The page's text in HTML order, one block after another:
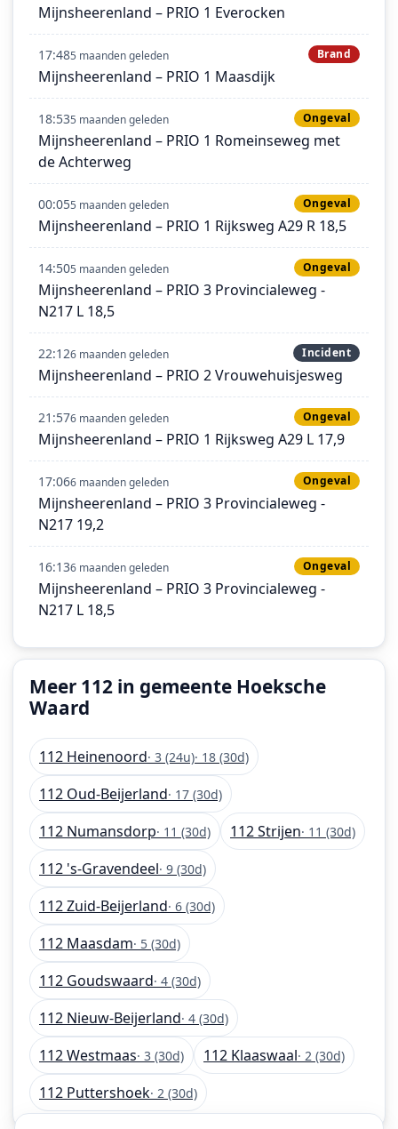
Mijnsheerenland – PRIO 1 Everocken
17:485 maanden geleden Brand
Mijnsheerenland – PRIO 1 Maasdijk
18:535 maanden geleden Ongeval
Mijnsheerenland – PRIO 1 Romeinseweg met
de Achterweg
00:055 maanden geleden Ongeval
Mijnsheerenland – PRIO 1 Rijksweg A29 R 18,5
14:505 maanden geleden Ongeval
Mijnsheerenland – PRIO 3 Provincialeweg -
N217 L 18,5
22:126 maanden geleden Incident
Mijnsheerenland – PRIO 2 Vrouwehuisjesweg
21:576 maanden geleden Ongeval
Mijnsheerenland – PRIO 1 Rijksweg A29 L 17,9
17:066 maanden geleden Ongeval
Mijnsheerenland – PRIO 3 Provincialeweg -
N217 19,2
16:136 maanden geleden Ongeval
Mijnsheerenland – PRIO 3 Provincialeweg -
N217 L 18,5
Meer 112 in gemeente Hoeksche
Waard
112 Heinenoord· 3 (24u)· 18 (30d)
112 Oud-Beijerland· 17 (30d)
112 Numansdorp· 11 (30d) 112 Strijen· 11 (30d)
112 's-Gravendeel· 9 (30d)
112 Zuid-Beijerland· 6 (30d)
112 Maasdam· 5 (30d)
112 Goudswaard· 4 (30d)
112 Nieuw-Beijerland· 4 (30d)
112 Westmaas· 3 (30d) 112 Klaaswaal· 2 (30d)
112 Puttershoek· 2 (30d)